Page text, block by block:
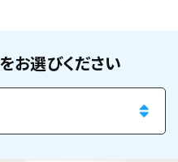
お選びください